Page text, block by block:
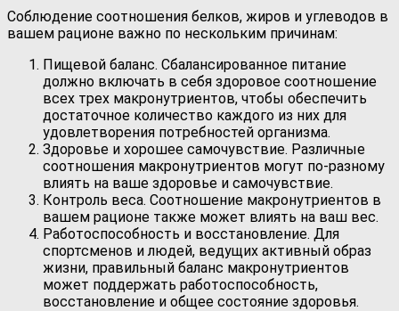
Соблюдение соотношения белков, жиров и углеводов в
вашем рационе важно по нескольким причинам:
Пищевой баланс. Сбалансированное питание
должно включать в себя здоровое соотношение
всех трех макронутриентов, чтобы обеспечить
достаточное количество каждого из них для
удовлетворения потребностей организма.
Здоровье и хорошее самочувствие. Различные
соотношения макронутриентов могут по-разному
влиять на ваше здоровье и самочувствие.
Контроль веса. Соотношение макронутриентов в
вашем рационе также может влиять на ваш вес.
Работоспособность и восстановление. Для
спортсменов и людей, ведущих активный образ
жизни, правильный баланс макронутриентов
может поддержать работоспособность,
восстановление и общее состояние здоровья.